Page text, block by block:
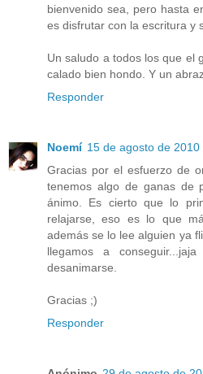
bienvenido sea, pero hasta
es disfrutar con la escritura y
Un saludo a todos los que el
calado bien hondo. Y un
Responder
Noemí 15 de agosto de
Gracias por el esfuerzo de
tenemos algo de ganas de
ánimo. Es cierto que lo
relajarse, eso es lo que
además se lo lee alguien ya
llegamos a
desanimarse.
Gracias ;)
Responder